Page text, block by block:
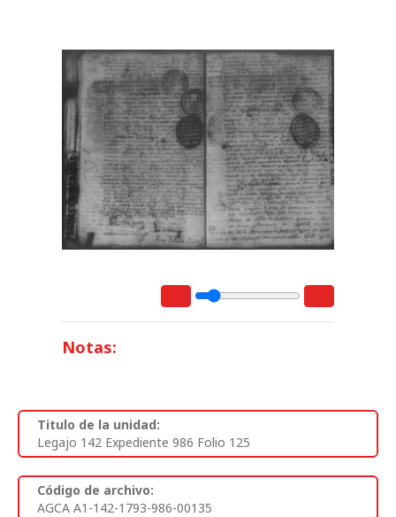
Notas:
Titulo de la unidad:
Legajo 142 Expediente 986 Folio 125
Código de archivo:
AGCA A1-142-1793-986-00135